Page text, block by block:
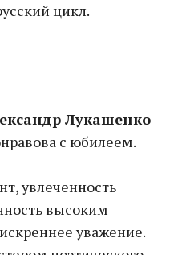
цикл.
Лукашенко
с юбилеем.
увлеченность
высоким
уважение.